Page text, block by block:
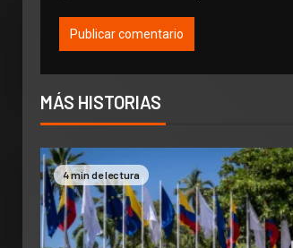
MÁS HISTORIAS
4 min de lectura